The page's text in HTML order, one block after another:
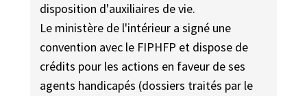
disposition d'auxiliaires de vie.
Le ministère de l'intérieur a signé une
convention avec le FIPHFP et dispose de
crédits pour les actions en faveur de ses
agents handicapés (dossiers traités par le